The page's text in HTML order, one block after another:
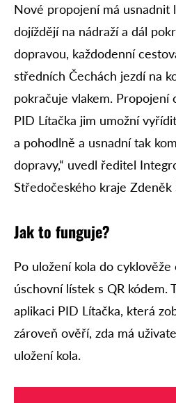
Nové propojení má usnadnit
dojíždějí na nádraží a dál
dopravou, každodenní
středních Čechách jezdí na
pokračuje vlakem. Propojení
PID Lítačka jim umožní
a pohodlně a usnadní tak
dopravy,“ uvedl ředitel
Středočeského kraje Zdeněk
Jak to funguje?
Po uložení kola do
úschovní lístek s QR kódem.
aplikaci PID Lítačka, která
zároveň ověří, zda má
uložení kola.